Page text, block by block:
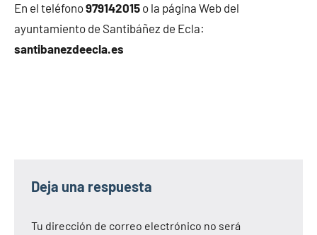
En el teléfono979142015 o la página Web del
ayuntamiento de Santibáñez de Ecla:
santibanezdeecla.es
Deja una respuesta
Tu dirección de correo electrónico no será